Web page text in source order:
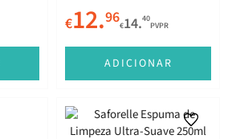
€12.96€14.40
PVPR
ADICIONAR